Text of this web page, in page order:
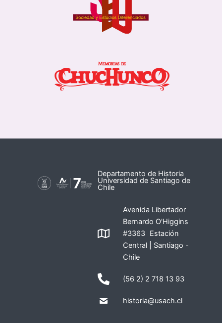
Departamento de Historia
Universidad de Santiago de
Chile
Avenida Libertador
Bernardo O'Higgins
#3363 Estación
Central | Santiago -
Chile
(56 2) 2 718 13 93
historia@usach.cl